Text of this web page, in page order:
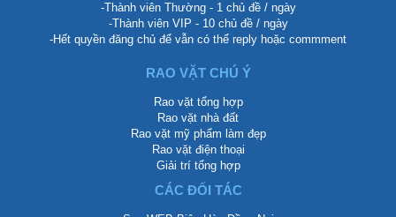
-Thành viên Thường - 1 chủ đề / ngày
-Thành viên VIP - 10 chủ đề / ngày
-Hết quyền đăng chủ để vẫn có thể reply hoặc commment
RAO VẶT CHÚ Ý
Rao vặt tổng hợp
Rao vặt nhà đất
Rao vặt mỹ phẩm làm đẹp
Rao vặt điện thoại
Giải trí tổng hợp
CÁC ĐỐI TÁC